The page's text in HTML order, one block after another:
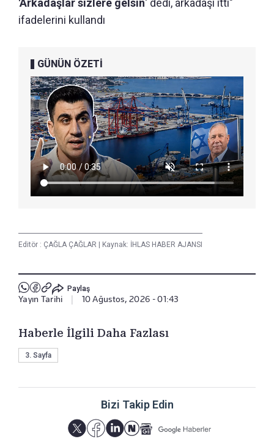
'Arkadaşlar sizlere gelsin' dedi, arkadaşı itti"
ifadelerini kullandı
GÜNÜN ÖZETİ
Editör : ÇAĞLA ÇAĞLAR Kaynak: İHLAS HABER AJANSI
Paylaş
Yayın Tarihi 10 Ağustos, 2026 - 01:43
Haberle İlgili Daha Fazlası
3. Sayfa
Bizi Takip Edin